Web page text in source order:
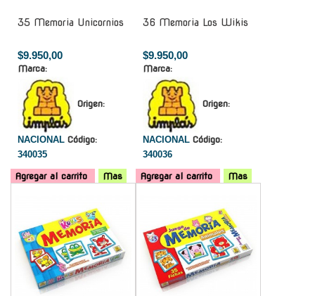
35 Memoria Unicornios
$9.950,00
Marca:
Origen:
NACIONAL Código:
340035
Agregar al carrito Mas
36 Memoria Los Wikis
$9.950,00
Marca:
Origen:
NACIONAL Código:
340036
Agregar al carrito
Mas